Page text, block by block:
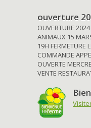
ouverture
OUVERTURE
ANIMAUX 15
19H FERMETURE
COMMANDE
OUVERTE
VENTE